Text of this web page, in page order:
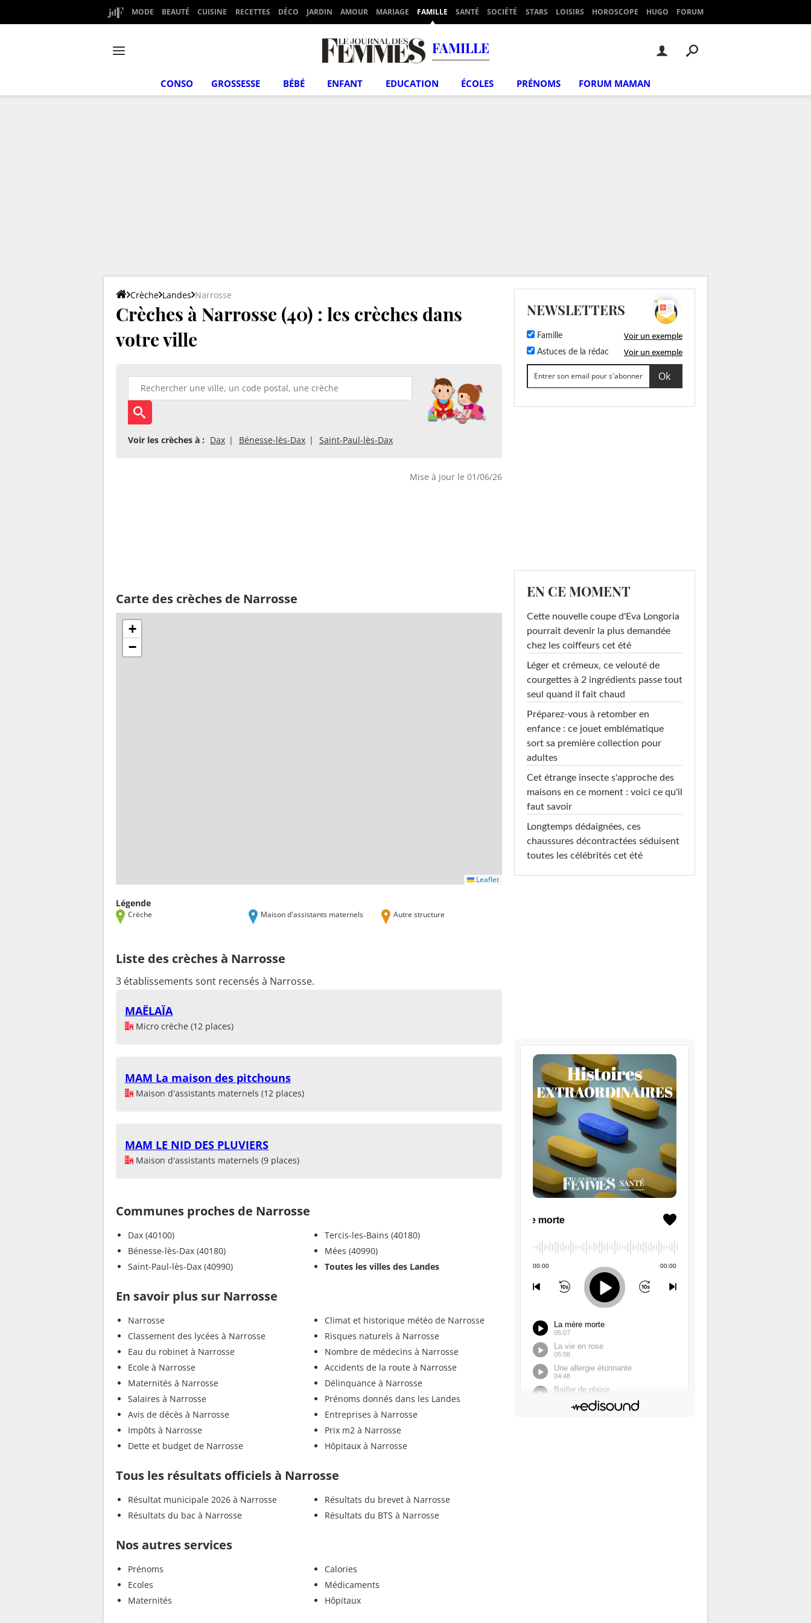
MODE BEAUTÉ CUISINE RECETTES DÉCO JARDIN AMOUR MARIAGE FAMILLE SANTÉ SOCIÉTÉ STARS LOISIRS HOROSCOPE HUGO FORUM
FAMILLE
CONSO GROSSESSE BÉBÉ ENFANT EDUCATION ÉCOLES PRÉNOMS FORUM MAMAN
Crèche Landes Narrosse
Crèches à Narrosse (40) : les crèches dans
votre ville
Voir les crèches à : Dax Bénesse-lès-Dax Saint-Paul-lès-Dax
Mise à jour le 01/06/26
Carte des crèches de Narrosse
+
−
Leaflet
Légende
Crèche Maison d'assistants maternels Autre structure
Liste des crèches à Narrosse
3 établissements sont recensés à Narrosse.
MAËLAÏA
Micro crèche (12 places)
MAM La maison des pitchouns
Maison d'assistants maternels (12 places)
MAM LE NID DES PLUVIERS
Maison d'assistants maternels (9 places)
Communes proches de Narrosse
Dax (40100)
Bénesse-lès-Dax (40180)
Saint-Paul-lès-Dax (40990)
Tercis-les-Bains (40180)
Mées (40990)
Toutes les villes des Landes
En savoir plus sur Narrosse
Narrosse
Classement des lycées à Narrosse
Eau du robinet à Narrosse
Ecole à Narrosse
Maternités à Narrosse
Salaires à Narrosse
Avis de décès à Narrosse
Impôts à Narrosse
Dette et budget de Narrosse
Climat et historique météo de Narrosse
Risques naturels à Narrosse
Nombre de médecins à Narrosse
Accidents de la route à Narrosse
Délinquance à Narrosse
Prénoms donnés dans les Landes
Entreprises à Narrosse
Prix m2 à Narrosse
Hôpitaux à Narrosse
Tous les résultats officiels à Narrosse
Résultat municipale 2026 à Narrosse
Résultats du bac à Narrosse
Résultats du brevet à Narrosse
Résultats du BTS à Narrosse
Nos autres services
Prénoms
Ecoles
Maternités
Calories
Médicaments
Hôpitaux
NEWSLETTERS
Famille Voir un exemple
Astuces de la rédac Voir un exemple
EN CE MOMENT
Cette nouvelle coupe d'Eva Longoria
pourrait devenir la plus demandée
chez les coiffeurs cet été
Léger et crémeux, ce velouté de
courgettes à 2 ingrédients passe tout
seul quand il fait chaud
Préparez-vous à retomber en
enfance : ce jouet emblématique
sort sa première collection pour
adultes
Cet étrange insecte s'approche des
maisons en ce moment : voici ce qu'il
faut savoir
Longtemps dédaignées, ces
chaussures décontractées séduisent
toutes les célébrités cet été